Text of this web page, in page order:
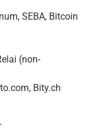
SEBA, Bitcoin
(non-
Bity.ch